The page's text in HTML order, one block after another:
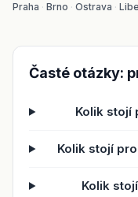
Praha · Brno · Ostrava ·
Časté otázky:
Kolik stojí
Kolik stojí
Kolik